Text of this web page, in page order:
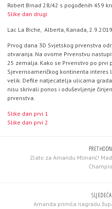
Robert Brnad 28/42 s pogođenih 459
Slike dan drugi
Lac La Biche, Alberta, Kanada,
Prvog dana 3D Svjetskog prvenstva
otvaranja. Na ovome Prvenstvu
25 zemalja. Kako se Prvenstvo po
Sjevernoameričkog kontinenta
velik. Defile natjecatelja ulicama
nisu skrivali ponos i oduševljenje
prvenstva.
Slike dan prvi 1
Slike dan prvi 2
Zlato za Amandu Mlinarić!
Amanda primila nagradu